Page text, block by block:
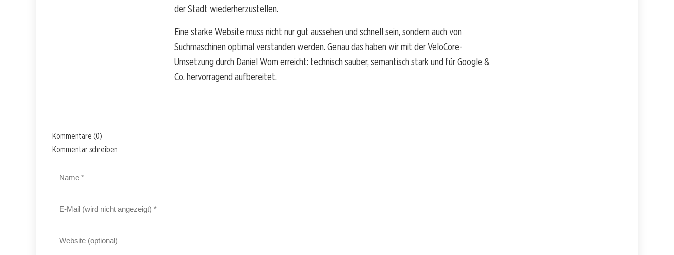
der Stadt wiederherzustellen.
Eine starke Website muss nicht nur gut aussehen und schnell sein, sondern auch von
Suchmaschinen optimal verstanden werden. Genau das haben wir mit der VeloCore-
Umsetzung durch Daniel Wom erreicht: technisch sauber, semantisch stark und für Google &
Co. hervorragend aufbereitet.
Kommentare (0)
Kommentar schreiben